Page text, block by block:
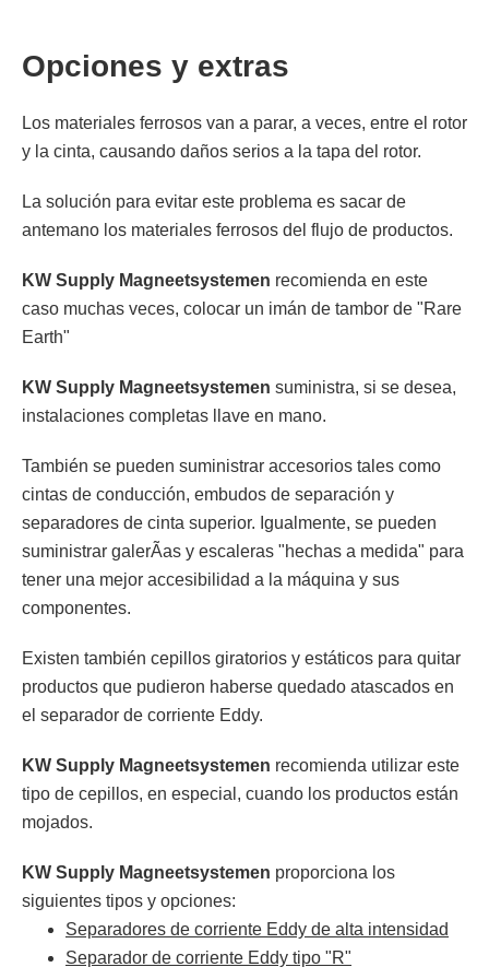
Opciones y extras
Los materiales ferrosos van a parar, a veces, entre el rotor
y la cinta, causando daños serios a la tapa del rotor.
La solución para evitar este problema es sacar de
antemano los materiales ferrosos del flujo de productos.
KW Supply Magneetsystemen recomienda en este
caso muchas veces, colocar un imán de tambor de "Rare
Earth"
KW Supply Magneetsystemen suministra, si se desea,
instalaciones completas llave en mano.
También se pueden suministrar accesorios tales como
cintas de conducción, embudos de separación y
separadores de cinta superior. Igualmente, se pueden
suministrar galerÃ­as y escaleras "hechas a medida" para
tener una mejor accesibilidad a la máquina y sus
componentes.
Existen también cepillos giratorios y estáticos para quitar
productos que pudieron haberse quedado atascados en
el separador de corriente Eddy.
KW Supply Magneetsystemen recomienda utilizar este
tipo de cepillos, en especial, cuando los productos están
mojados.
KW Supply Magneetsystemen proporciona los
siguientes tipos y opciones:
Separadores de corriente Eddy de alta intensidad
Separador de corriente Eddy tipo "R"